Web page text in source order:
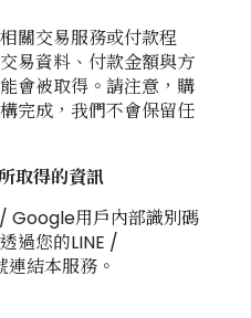
關交易服務或付款程
易資料、付款金額與方
會被取得。請注意，購
完成，我們不會保留任
取得的資訊
Google用戶內部識別碼
過您的LINE /
結本服務。